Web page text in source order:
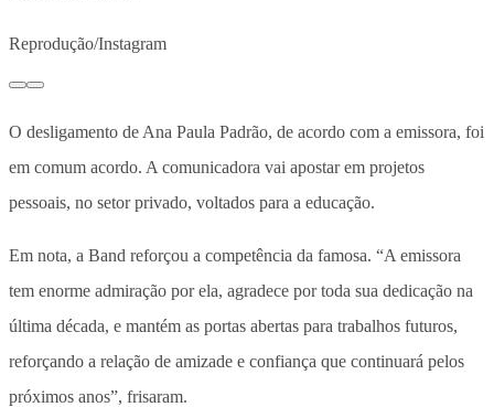
Reprodução/Instagram
O desligamento de Ana Paula Padrão, de acordo com a emissora, foi
em comum acordo. A comunicadora vai apostar em projetos
pessoais, no setor privado, voltados para a educação.
Em nota, a Band reforçou a competência da famosa. “A emissora
tem enorme admiração por ela, agradece por toda sua dedicação na
última década, e mantém as portas abertas para trabalhos futuros,
reforçando a relação de amizade e confiança que continuará pelos
próximos anos”, frisaram.